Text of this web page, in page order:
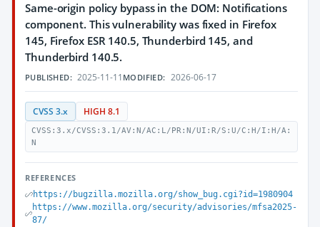
Same-origin policy bypass in the DOM: Notifications
component. This vulnerability was fixed in Firefox
145, Firefox ESR 140.5, Thunderbird 145, and
Thunderbird 140.5.
PUBLISHED: 2025-11-11 MODIFIED: 2026-06-17
CVSS 3.x HIGH 8.1
CVSS:3.x/CVSS:3.1/AV:N/AC:L/PR:N/UI:R/S:U/C:H/I:H/A:
N
REFERENCES
https://bugzilla.mozilla.org/show_bug.cgi?id=1980904
https://www.mozilla.org/security/advisories/mfsa2025-
87/